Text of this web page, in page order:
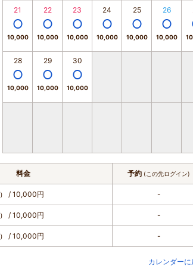
21
10,000
22
10,000
23
10,000
24
10,000
25
10,000
26
10,000
28
10,000
29
10,000
30
10,000
料金 予約 (この先ログイン)
/ 10,000円 -
/ 10,000円 -
/ 10,000円 -
カレンダーに